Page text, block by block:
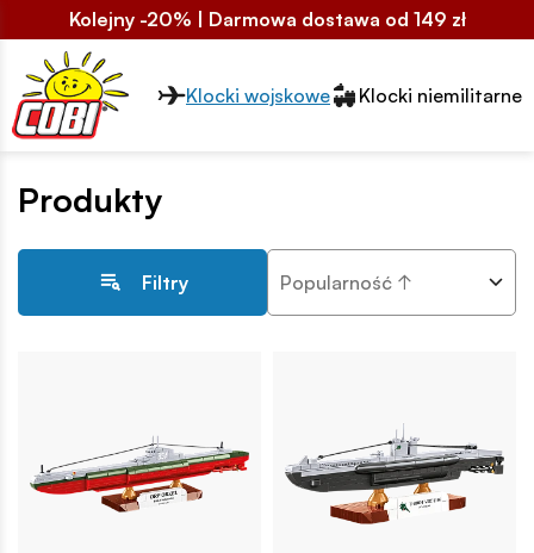
Kolejny -20% | Darmowa dostawa od 149 zł
Przełącznik segmentów2
Klocki wojskowe Klocki niemilitarne
Produkty
Filtry Popularność ↑